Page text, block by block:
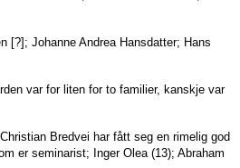
[?]; Johanne Andrea Hansdatter; Hans
var for liten for to familier, kanskje var
Bredvei har fått seg en rimelig god
er seminarist; Inger Olea (13); Abraham